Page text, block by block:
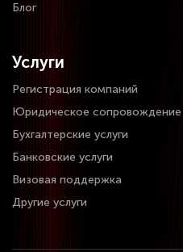
Блог
Услуги
Регистрация компаний
Юридическое сопровождение
Бухгалтерские услуги
Банковские услуги
Визовая поддержка
Другие услуги